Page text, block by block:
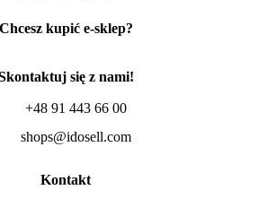
Chcesz kupić e-sklep?
się z nami!
+48 91 443 66 00
shops@idosell.com
Kontakt